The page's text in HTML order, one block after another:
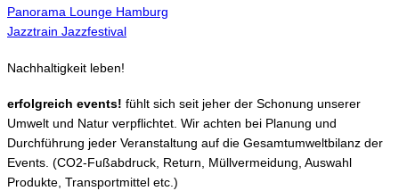
Panorama Lounge Hamburg
Jazztrain Jazzfestival
Nachhaltigkeit leben!
erfolgreich events! fühlt sich seit jeher der Schonung unserer
Umwelt und Natur verpflichtet. Wir achten bei Planung und
Durchführung jeder Veranstaltung auf die Gesamtumweltbilanz der
Events. (CO2-Fußabdruck, Return, Müllvermeidung, Auswahl
Produkte, Transportmittel etc.)